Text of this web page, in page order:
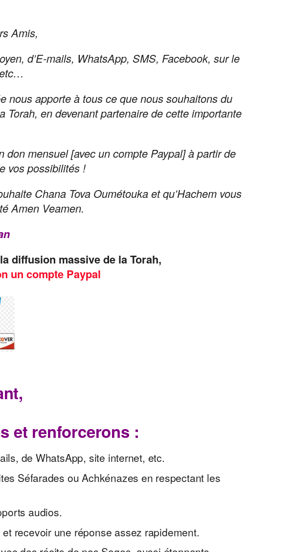
Amis,
d’E-mails, WhatsApp, SMS, Facebook, sur le
nous apporte à tous ce que noussouhaitons du
en devenant partenaire de cette importante
mensuel [avec un compte Paypal] à partir de
vos possibilités !
Chana Tova Oumétouka et qu’Hachem vous
Amen Veamen.
diffusion massive de la Torah,
un compte Paypal
et renforcerons :
de WhatsApp, site internet, etc.
Séfarades ou Achkénazes en respectant les
audios.
recevoir une réponse assez rapidement.